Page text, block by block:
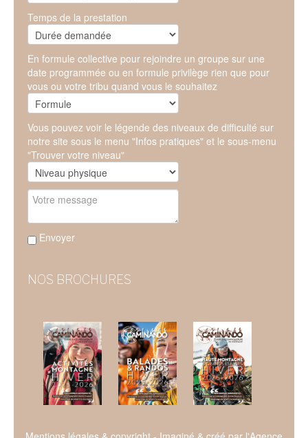
Temps de la prestation
En formule collective pour rejoindre un groupe sur une
date programmée ou en formule privilège rien que pour
vous ou votre tribu quand vous le souhaitez
Vous pouvez voir le légende des niveaux de difficulté sur
notre site sous le menu "Infos pratiques" et le sous-menu
"Trouver votre niveau"
Envoyer
NOS BROCHURES